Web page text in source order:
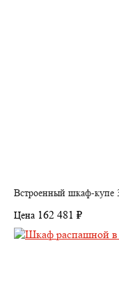
Встроенный шкаф-купе
Цена 162 481 ₽